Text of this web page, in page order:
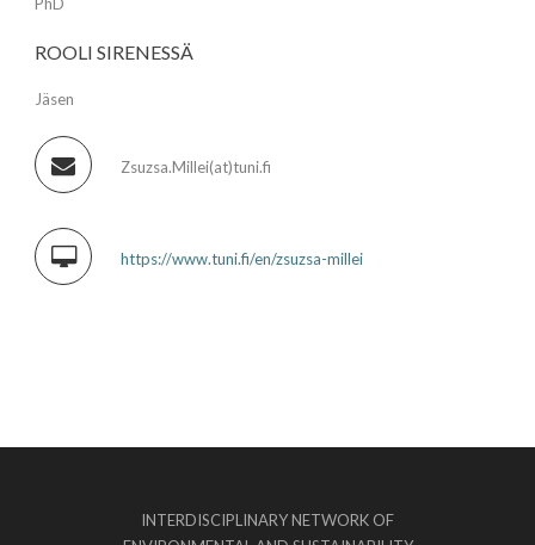
PhD
ROOLI SIRENESSÄ
Jäsen
Zsuzsa.Millei(at)tuni.fi
https://www.tuni.fi/en/zsuzsa-millei
INTERDISCIPLINARY NETWORK OF